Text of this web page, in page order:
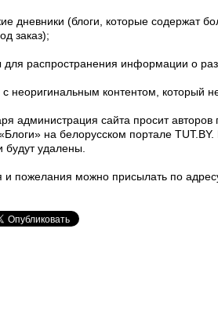
дневники (блоги, которые содержат
заказ);
для распространения информации о
неоригинальным контентом, который
администрация сайта просит авторов
на белорусском портале
будут удалены.
и пожелания можно присылать по